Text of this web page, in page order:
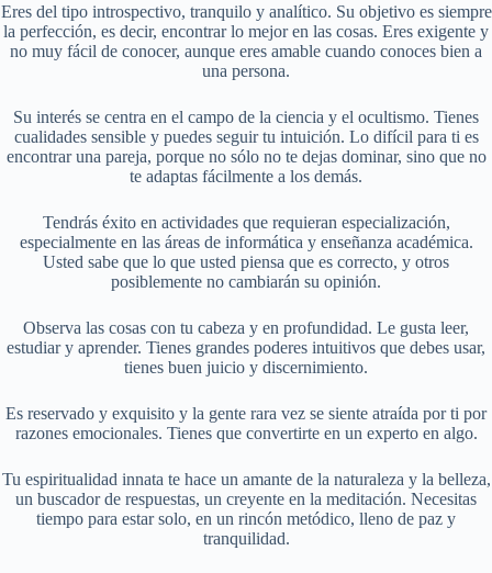
Eres del tipo introspectivo, tranquilo y analítico. Su objetivo es siempre
la perfección, es decir, encontrar lo mejor en las cosas. Eres exigente y
no muy fácil de conocer, aunque eres amable cuando conoces bien a
una persona.
Su interés se centra en el campo de la ciencia y el ocultismo. Tienes
cualidades sensible y puedes seguir tu intuición. Lo difícil para ti es
encontrar una pareja, porque no sólo no te dejas dominar, sino que no
te adaptas fácilmente a los demás.
Tendrás éxito en actividades que requieran especialización,
especialmente en las áreas de informática y enseñanza académica.
Usted sabe que lo que usted piensa que es correcto, y otros
posiblemente no cambiarán su opinión.
Observa las cosas con tu cabeza y en profundidad. Le gusta leer,
estudiar y aprender. Tienes grandes poderes intuitivos que debes usar,
tienes buen juicio y discernimiento.
Es reservado y exquisito y la gente rara vez se siente atraída por ti por
razones emocionales. Tienes que convertirte en un experto en algo.
Tu espiritualidad innata te hace un amante de la naturaleza y la belleza,
un buscador de respuestas, un creyente en la meditación. Necesitas
tiempo para estar solo, en un rincón metódico, lleno de paz y
tranquilidad.